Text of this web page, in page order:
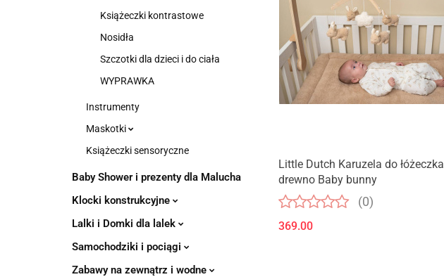
Książeczki kontrastowe
Nosidła
Szczotki dla dzieci i do ciała
WYPRAWKA
Instrumenty
Maskotki
Książeczki sensoryczne
Baby Shower i prezenty dla Malucha
Klocki konstrukcyjne
Lalki i Domki dla lalek
Samochodziki i pociągi
Zabawy na zewnątrz i wodne
Produkt niedostępny
Little Dutch Karuzela do łóżeczka
drewno Baby bunny
(0)
369.00